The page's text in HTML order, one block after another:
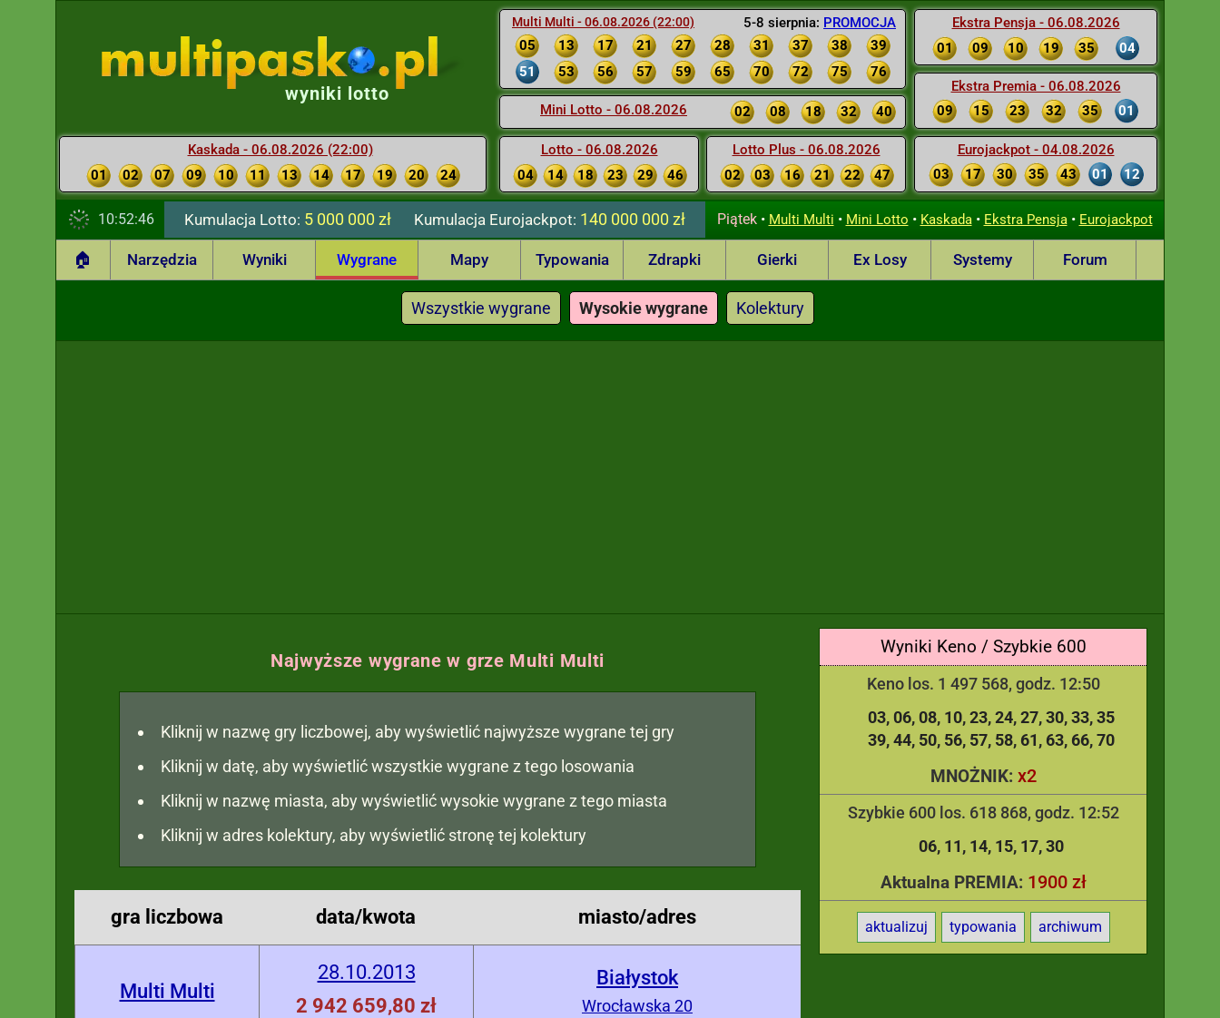
5-8 sierpnia: PROMOCJA
Multi Multi - 06.08.2026 (22:00)
05 13 17 21 27 28 31 37 38
39
51
53 56 57 59 65 70 72 75 76
Mini Lotto - 06.08.2026 02 08 18 32 40
Lotto - 06.08.2026
04
14 18 23 29 46
Lotto Plus - 06.08.2026
02
03 16 21 22 47
Ekstra Pensja - 06.08.2026
01
09 10 19 35 04
Ekstra Premia - 06.08.2026
09
15 23 32 35 01
Eurojackpot - 04.08.2026
03
17 30 35 43 01 12
wyniki lotto
Kaskada - 06.08.2026 (22:00)
01
02 07 09 10 11 13 14 17 19 20 24
10:52:47 Kumulacja Lotto: 5 000 000 zł KumulacjaEurojackpot: 140 000 000 zł Piątek• Multi Multi • Mini Lotto • Kaskada• Ekstra Pensja• Eurojackpot
🏠 Narzędzia Wyniki Wygrane Mapy Typowania Zdrapki Gierki Ex Losy Systemy Forum
Wszystkie wygrane Wysokie wygrane Kolektury
Wyniki Keno / Szybkie 600
Keno los. 1 497 568, godz. 12:50
03 06 08 10 23 24 27 30 33 35
39 44 50 56 57 58 61 63 66 70
MNOŻNIK: x2
Szybkie 600 los. 618 868, godz. 12:52
06 11 14 15 17 30
Aktualna PREMIA: 1900 zł
aktualizuj typowania archiwum
Najwyższe wygrane w grze Multi Multi
Kliknij w nazwę gry liczbowej, aby wyświetlić najwyższe wygrane tej gry
Kliknij w datę, aby wyświetlić wszystkie wygrane z tego losowania
Kliknij w nazwę miasta, aby wyświetlić wysokie wygrane z tego miasta
Kliknij w adres kolektury, aby wyświetlić stronę tej kolektury
gra liczbowa data/kwota miasto/adres
Multi Multi
28.10.2013
2 942 659,80 zł
Białystok
Wrocławska 20